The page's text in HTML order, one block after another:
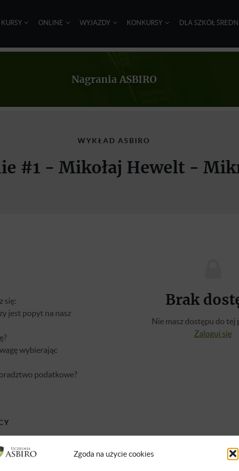
Zgoda na użycie cookies
ONLINE WYJAZDY KONKURSY DLA SZKÓŁ
Nagrania ASBIRO
WYKŁAD ASBIRO
#1 - Mikołaj Hewelt -
się:
jest popyt na nasz
wybierając
podatkowe?
Brak
Nie masz dostępu do tej
Zaloguj się